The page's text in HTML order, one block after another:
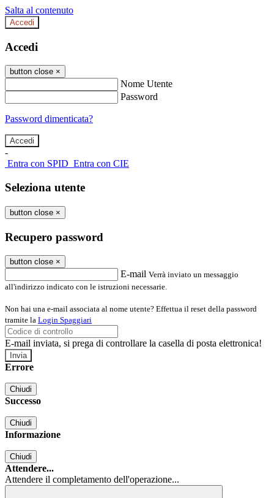
Salta al contenuto
Accedi
Accedi
button close ×
Nome Utente
Password
Password dimenticata?
-
Entra con SPID Entra con CIE
Seleziona utente
button close ×
Recupero password
button close ×
E-mail Verrà inviato un messaggio
all'indirizzo indicato con le istruzioni necessarie.
Non hai una e-mail associata al nome utente? Effettua il reset della password
tramite la Login Spaggiari
E-mail inviata, si prega di controllare la casella di posta elettronica!
Errore
Chiudi
Successo
Chiudi
Informazione
Chiudi
Attendere...
Attendere il completamento dell'operazione...